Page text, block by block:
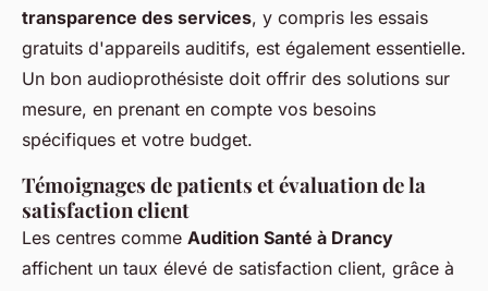
transparence des services, y compris les essais
gratuits d'appareils auditifs, est également essentielle.
Un bon audioprothésiste doit offrir des solutions sur
mesure, en prenant en compte vos besoins
spécifiques et votre budget.
Témoignages de patients et évaluation de la
satisfaction client
Les centres comme Audition Santé à Drancy
affichent un taux élevé de satisfaction client, grâce à